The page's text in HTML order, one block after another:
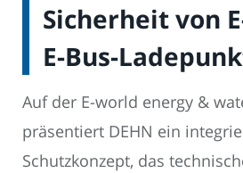
Sicherheit von
E-Bus-
Auf der E-world energy &
präsentiert DEHN ein
Schutzkonzept, das